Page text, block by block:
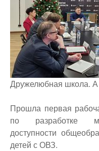
Публичная
Our public reporting
Публикации
Our publication
Контакты
Our contact
Дружелюбная школа.
Прошла первая
по разработке
доступности
детей с ОВЗ.